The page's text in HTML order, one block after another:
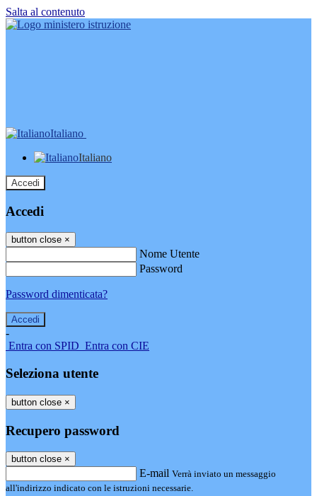
Salta al contenuto
Italiano
Italiano
Accedi
Accedi
button close ×
Nome Utente
Password
Password dimenticata?
-
Entra con SPID Entra con CIE
Seleziona utente
button close ×
Recupero password
button close ×
E-mail Verrà inviato un messaggio
all'indirizzo indicato con le istruzioni necessarie.